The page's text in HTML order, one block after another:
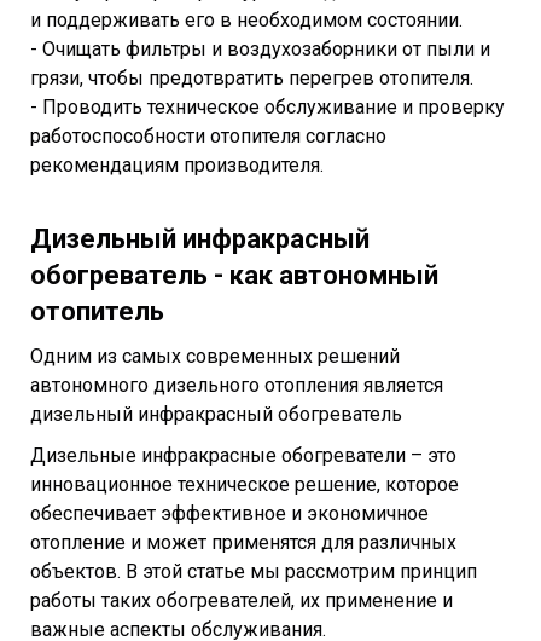
и поддерживать его в необходимом состоянии.
- Очищать фильтры и воздухозаборники от пыли и
грязи, чтобы предотвратить перегрев отопителя.
- Проводить техническое обслуживание и проверку
работоспособности отопителя согласно
рекомендациям производителя.
Дизельный инфракрасный
обогреватель - как автономный
отопитель
Одним из самых современных решений
автономного дизельного отопления является
дизельный инфракрасный обогреватель
Дизельные инфракрасные обогреватели – это
инновационное техническое решение, которое
обеспечивает эффективное и экономичное
отопление и может применятся для различных
объектов. В этой статье мы рассмотрим принцип
работы таких обогревателей, их применение и
важные аспекты обслуживания.